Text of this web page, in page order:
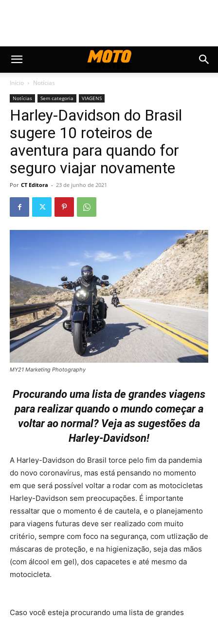
Início Notícias
Notícias Sem categoria VIAGENS
Harley-Davidson do Brasil
sugere 10 roteiros de
aventura para quando for
seguro viajar novamente
Por CT Editora - 23 de junho de 2021
MY21 Marketing Photography
Procurando uma lista de grandes viagens
para realizar quando o mundo começar a
voltar ao normal? Veja as sugestões da
Harley-Davidson!
A Harley-Davidson do Brasil torce pelo fim da pandemia
do novo coronavírus, mas está pensando no momento
em que será possível voltar a rodar com as motocicletas
Harley-Davidson sem preocupações. É importante
ressaltar que o momento é de cautela, e o planejamento
para viagens futuras deve ser realizado com muito
critério, sempre com foco na segurança, com utlização de
máscaras de proteção, e na higienização, seja das mãos
(com álcool em gel), dos capacetes e até mesmo da
motocicleta.
Caso você esteja procurando uma lista de grandes